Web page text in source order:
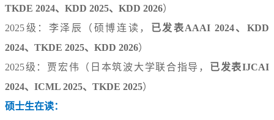
TKDE 2024、 KDD 2025、KDD 2026）
2025级：李泽辰（硕博连读，
已发表AAAI 2024、KDD
2024、TKDE 2025、KDD 2026）
2025级：
贾宏伟（日本筑波大学联合指导，
已发表IJCAI
2024、ICML 2025、TKDE 2025）
硕士生在读：